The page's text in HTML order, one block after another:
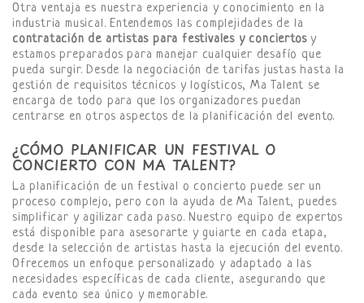
Otra ventaja es nuestra experiencia y conocimiento en la
industria musical. Entendemos las complejidades de la
contratación de artistas para festivales y conciertosy
estamos preparados para manejar cualquier desafío que
pueda surgir. Desde la negociación de tarifas justas hasta la
gestión de requisitos técnicos y logísticos, Ma Talent se
encarga de todo para que los organizadores puedan
centrarse en otros aspectos de la planificación del evento.
¿CÓMO PLANIFICAR UN FESTIVAL O
CONCIERTO CON MA TALENT?
La planificación de un festival o concierto puede ser un
proceso complejo, pero con la ayuda de Ma Talent, puedes
simplificar y agilizar cada paso. Nuestro equipo de expertos
está disponible para asesorarte y guiarte en cada etapa,
desde la selección de artistas hasta la ejecución del evento.
Ofrecemos un enfoque personalizado y adaptado a las
necesidades específicas de cada cliente, asegurando que
cada evento sea único y memorable.